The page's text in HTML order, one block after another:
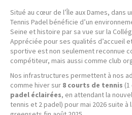
Situé au cœur de l’Île aux Dames, dans
Tennis Padel bénéficie d’un
Seine et histoire par sa vue sur la
Appréciée pour ses qualités d’accueil
sportive est non seulement reconnue
compétiteur, mais aussi comme club
Nos infrastructures permettent à nos
comme hiver sur 8 courts de tennis
padel éclairées, en attendant la
tennis et 2 padel) pour mai 2026 suite